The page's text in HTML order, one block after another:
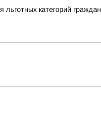
категорий граждан